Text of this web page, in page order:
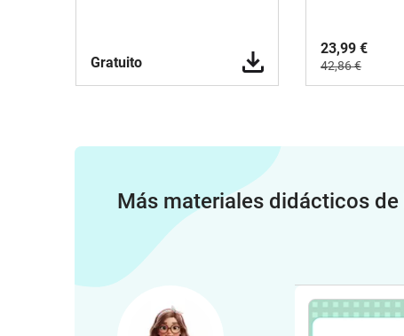
Gratuito
23,99 €
42,86 €
Más materiales didácticos de